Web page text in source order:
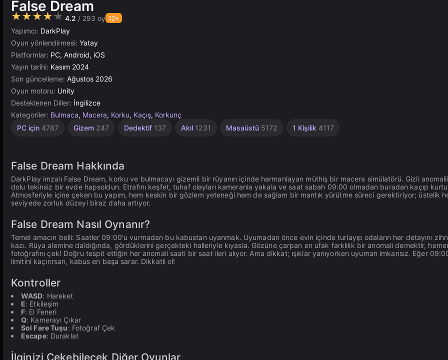
False Dream
★★★★★ 4.2 / 293 oy 12+
Yapımcı: DarkPlay
Oyun yönlendirmesi: Yatay
Platformlar: PC, Android, iOS
Yayın tarihi: Kasım 2024
Son güncelleme: Ağustos 2026
Oyun motoru: Unity
Desteklenen Diller: İngilizce
Kategoriler: Bulmaca, Macera, Korku, Kaçış, Korkunç
PC için 4787 Gizem 247 Dedektif 137 Akıl 1231 Masaüstü 5172 1 Kişilik 4117
Bağımsız
Atlama
Yüksek
Rus
Tarayıcı
Unity
False Dream Hakkında
DarkPlay imzalı False Dream, korku ve bulmacayı gizemli bir rüyanın içinde harmanlayan müthiş bir macera simülatörü. Gizli
dolu tekinsiz bir evde hapsoldun. Etrafını keşfet, tuhaf olayları kameranla yakala ve saat sabah 09:00 olmadan buradan kaçıp
Atmosferiyle içine çeken bu yapım, hem keskin bir gözlem yeteneği hem de sağlam bir mantık yürütme süreci gerektiriyor; üstelik
seviyede zorluk düzeyi biraz daha artıyor.
False Dream Nasıl Oynanır?
Temel amacın belli: Saatler 09:00'u vurmadan bu kabustan uyanmak. Uyumadan önce evin içinde turlayıp odaların her detayını
kazı. Rüya alemine daldığında, gördüklerini gerçekteki halleriyle kıyasla. Gözüne çarpan en ufak farklılık bir anomali demektir,
fotoğrafını çek! Doğru tespit ettiğin her anomali saati bir saat ileri alıyor. Ama dikkat; ışıklar yanıyorken uyuman imkansız. Eğer
limitini kaçırırsan, kabus en başa sarar. Dikkatli ol!
Kontroller
WASD: Hareket
E: Etkileşim
F: El Feneri
Q: Kamerayı Çıkar
Sol Fare Tuşu: Fotoğraf Çek
Escape: Duraklat
İlginizi Çekebilecek Diğer Oyunlar